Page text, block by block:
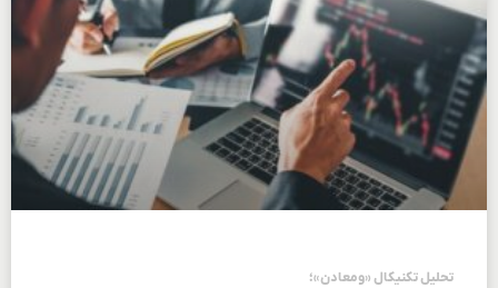
تحلیل تکنیکال «ومعادن»؛